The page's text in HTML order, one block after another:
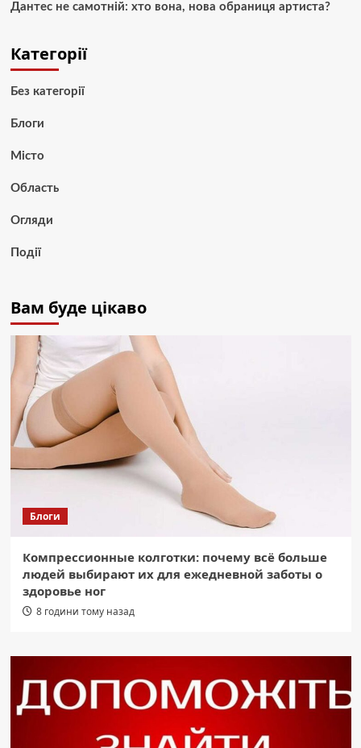
Дантес не самотній: хто вона, нова обраниця артиста?
Категорії
Без категорії
Блоги
Місто
Область
Огляди
Події
Вам буде цікаво
Блоги
Компрессионные колготки: почему всё больше
людей выбирают их для ежедневной заботы о
здоровье ног
8 години тому назад